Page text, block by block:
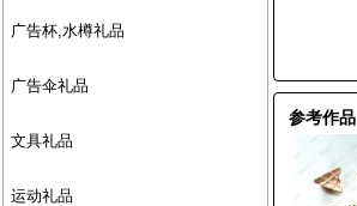
广告杯,水樽礼品
广告伞礼品
文具礼品
运动礼品
参考作品